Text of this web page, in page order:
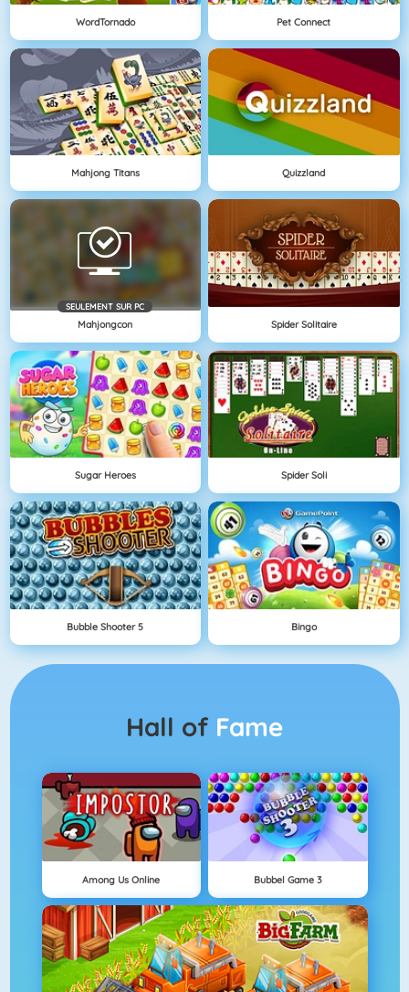
WordTornado Pet Connect
Mahjong Titans Quizzland
SEULEMENT SUR PC
Mahjongcon Spider Solitaire
Sugar Heroes Spider Soli
Bubble Shooter 5 Bingo
Hall of Fame
Among Us Online Bubbel Game 3